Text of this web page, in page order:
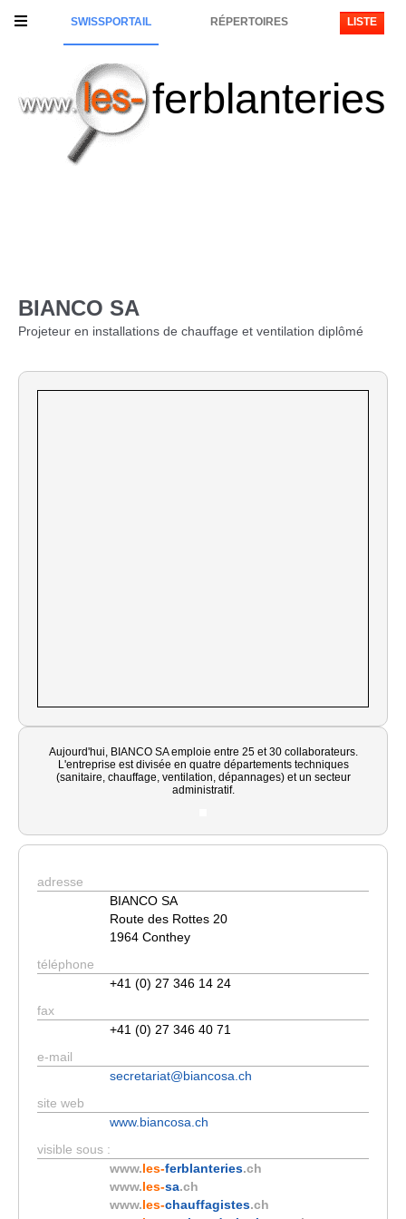
SWISSPORTAIL RÉPERTOIRES LISTE
ferblanteries
BIANCO SA
Projeteur en installations de chauffage et ventilation diplômé
Aujourd'hui, BIANCO SA emploie entre 25 et 30 collaborateurs.
L'entreprise est divisée en quatre départements techniques
(sanitaire, chauffage, ventilation, dépannages) et un secteur
administratif.
adresse
BIANCO SA
Route des Rottes 20
1964 Conthey
téléphone
+41 (0) 27 346 14 24
fax
+41 (0) 27 346 40 71
e-mail
secretariat@biancosa.ch
site web
www.biancosa.ch
visible sous :
www.les-ferblanteries.ch
www.les-sa.ch
www.les-chauffagistes.ch